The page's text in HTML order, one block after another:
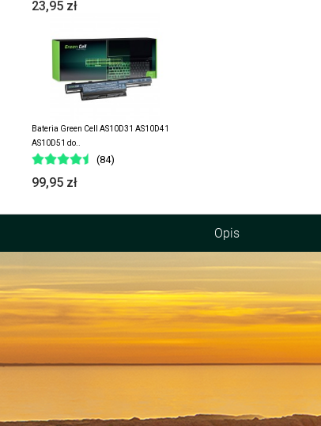
23,95 zł
Bateria Green Cell AS10D31 AS10D41
AS10D51 do..
(84)
99,95 zł
Opis